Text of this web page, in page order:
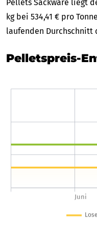
Pellets Sackware liegt
kg bei 534,41 € pro
laufenden Durchschnitt
Pelletspreis-